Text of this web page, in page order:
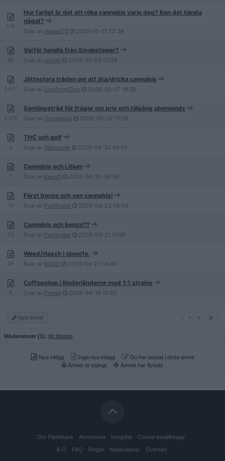
116
Hur farligt är det att röka cannabis varje dag? Kan det hända
något?
Svar av Hawaii73 2026-05-11 22:36
88
Varför handla från Smoketower?
Svar av jonterl 2026-05-09 01:29
3 977
Jättestora tråden om att äta/dricka cannabis
Svar av LionFromZion 2026-05-07 18:30
2 515
Samlingstråd för frågor om pris och tillgång utomlands
Svar av DouglasXx 2026-05-02 17:28
4
THC och golf
Svar av Maggrunk 2026-04-30 08:51
1
Cannabis och Litium
Svar av Kapuff 2026-04-25 06:56
19
Först benzo och sen cannabis!
Svar av Putinhater 2026-04-23 06:58
23
Cannabis och benzo??
Svar av Putinhater 2026-04-21 11:06
39
Weed/Hasch i oboy/te.
Svar av R0b0t 2026-04-20 14:40
8
Coffeeshop i Nederländerna med 1:1 strains
Svar av Fanten 2026-04-16 10:55
Nytt ämne
Moderatorer (1): Mr.Woods
Nya inlägg Inga nya inlägg
Du har postat i detta ämne
Ämnet är stängt
Ämnet har flyttats
Om Flashback Annonsera Integritet Cookie-inställningar
A-Ö FAQ Regler Moderatorer Översikt